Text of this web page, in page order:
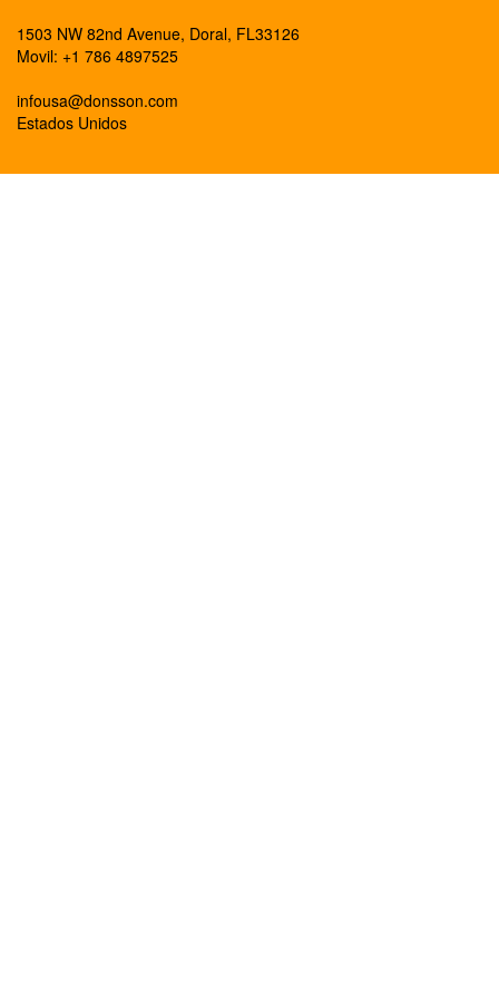
1503 NW 82nd Avenue, Doral, FL33126
Movil: +1 786 4897525
infousa@donsson.com
Estados Unidos